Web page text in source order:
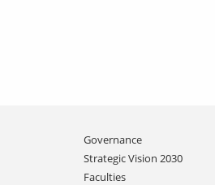
Skip
navigation
Governance
Strategic Vision 2030
Faculties